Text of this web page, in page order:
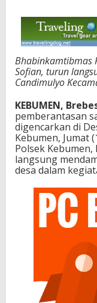
Bhabinkamtibmas
Sofian, turun
Candimulyo
KEBUMEN,
pemberantasan
digencarkan di
Kebumen, Jumat
Polsek
langsung
desa dalam